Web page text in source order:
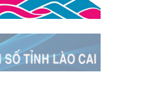
Xã Gia Phú
Xã Dền Sáng
Xã A Mú Sung